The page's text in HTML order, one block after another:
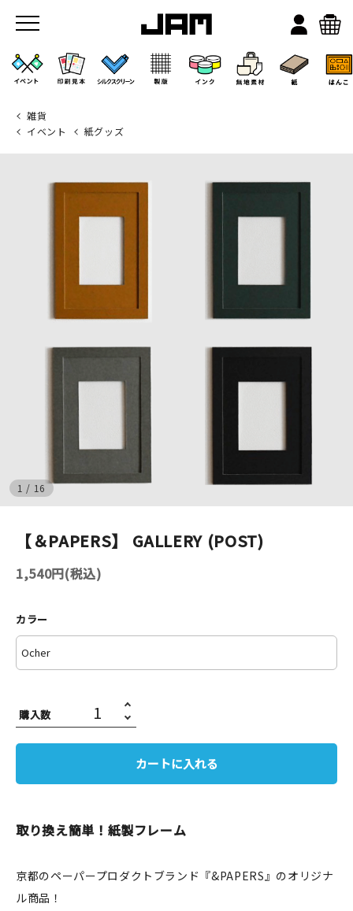
無地素材
紙
はんこ
雑貨
本
JAMグッズ
雑貨
イベント
紙グッズ
1 / 16
【＆PAPERS】 GALLERY (POST)
1,540円(税込)
カラー
購入数
カートに入れる
取り換え簡単！紙製フレーム
京都のペーパープロダクトブランド『&PAPERS』のオリジナ
ル商品！